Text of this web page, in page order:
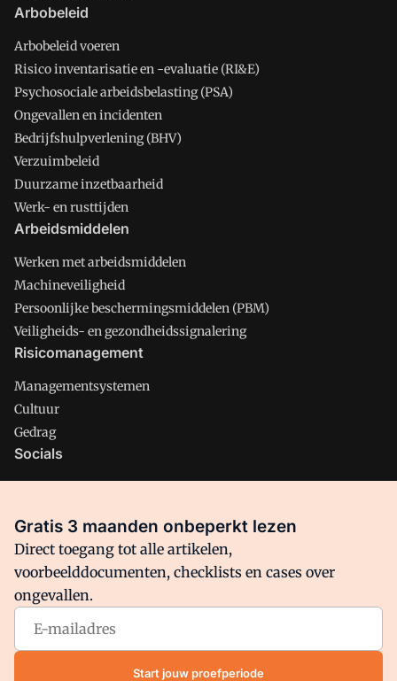
Arbobeleid
Arbobeleid voeren
Risico inventarisatie en -evaluatie (RI&E)
Psychosociale arbeidsbelasting (PSA)
Ongevallen en incidenten
Bedrijfshulpverlening (BHV)
Verzuimbeleid
Duurzame inzetbaarheid
Werk- en rusttijden
Arbeidsmiddelen
Werken met arbeidsmiddelen
Machineveiligheid
Persoonlijke beschermingsmiddelen (PBM)
Veiligheids- en gezondheidssignalering
Risicomanagement
Managementsystemen
Cultuur
Gedrag
Socials
Facebook
Arbo is onderdeel van VMN media. Lees inons manifestwaar
VMN media voor staat. Op gebruik van deze site zijn de
volgende regelingen van toepassing:Algemene Voorwaarden
Privacy en Cookie beleid|Privacy instellingen
Gratis 3 maanden onbeperkt lezen
Direct toegang tot alle artikelen,
voorbeelddocumenten, checklists en cases over
ongevallen.
Start jouw proefperiode